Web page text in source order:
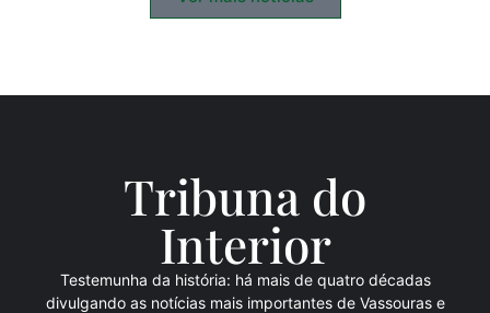
Tribuna do
Interior
Testemunha da história: há mais de quatro décadas
divulgando as notícias mais importantes de Vassouras e